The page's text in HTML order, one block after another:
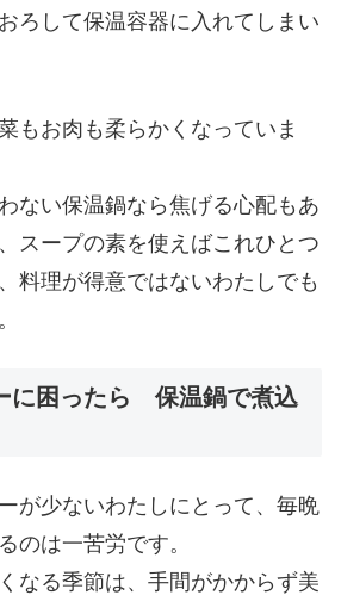
ろして保温容器に入れてしまい
もお肉も柔らかくなっていま
ない保温鍋なら焦げる心配もあ
スープの素を使えばこれひとつ
料理が得意ではないわたしでも
に困ったら 保温鍋で煮込
が少ないわたしにとって、毎晩
のは一苦労です。
なる季節は、手間がかからず美